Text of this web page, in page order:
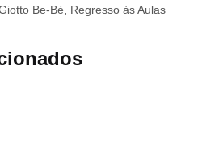
Be-Bè, Regresso às Aulas